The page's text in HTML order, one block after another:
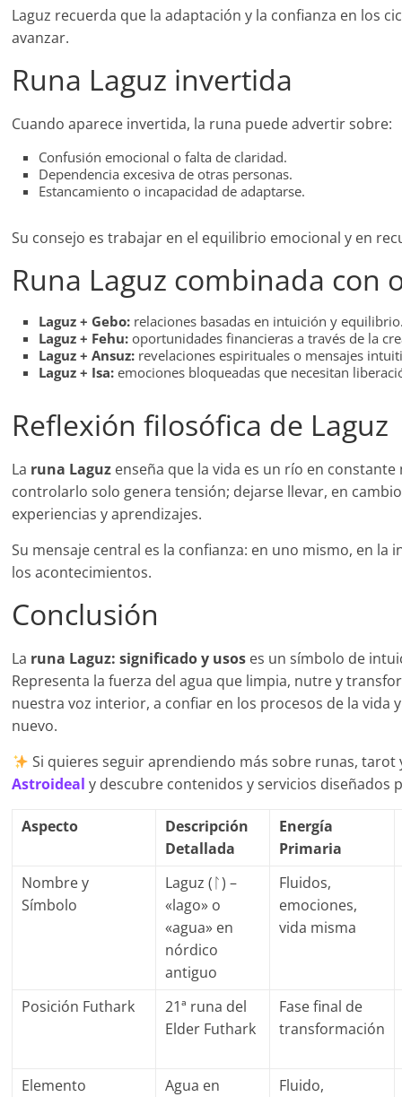
Laguz recuerda que la adaptación y la confianza en los
avanzar.
Runa Laguz invertida
Cuando aparece invertida, la runa puede advertir sobre:
Confusión emocional o falta de claridad.
Dependencia excesiva de otras personas.
Estancamiento o incapacidad de adaptarse.
Su consejo es trabajar en el equilibrio emocional y en
Runa Laguz combinada con
Laguz + Gebo: relaciones basadas en intuición y
Laguz + Fehu: oportunidades financieras a través de la
Laguz + Ansuz: revelaciones espirituales o mensajes
Laguz + Isa: emociones bloqueadas que necesitan
Reflexión filosófica de Laguz
La runa Laguz enseña que la vida es un río en
controlarlo solo genera tensión; dejarse llevar, en
experiencias y aprendizajes.
Su mensaje central es la confianza: en uno mismo, en la
los acontecimientos.
Conclusión
La runa Laguz: significado y usos es un símbolo de
Representa la fuerza del agua que limpia, nutre y
nuestra voz interior, a confiar en los procesos de la vida
nuevo.
Si quieres seguir aprendiendo más sobre runas, tarot
Astroideal y descubre contenidos y servicios diseñados
Aspecto
Descripción
Detallada
Energía
Primaria
Nombre y
Símbolo
Laguz (ᛚ) –
«lago» o
«agua» en
nórdico
antiguo
Fluidos,
emociones,
vida misma
Posición Futhark
21ª runa del
Elder Futhark
Fase final de
transformación
Elemento
Agua en
Fluido,